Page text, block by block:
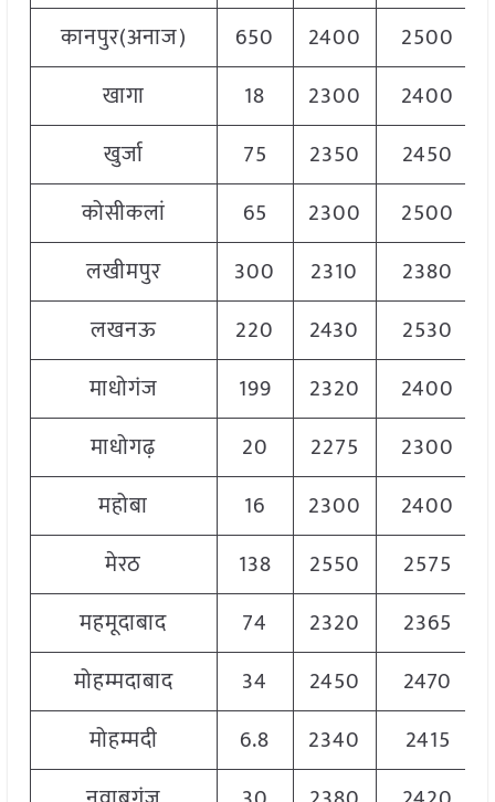
कानपुर(अनाज)
650 2400 2500
खागा
18 2300 2400
खुर्जा
75 2350 2450
कोसीकलां
65 2300 2500
लखीमपुर
300 2310 2380
लखनऊ
220 2430 2530
माधोगंज
199 2320 2400
माधोगढ़
20 2275 2300
महोबा
16 2300 2400
मेरठ
138 2550 2575
महमूदाबाद
74 2320 2365
मोहम्मदाबाद
34 2450 2470
मोहम्मदी
6.8 2340 2415